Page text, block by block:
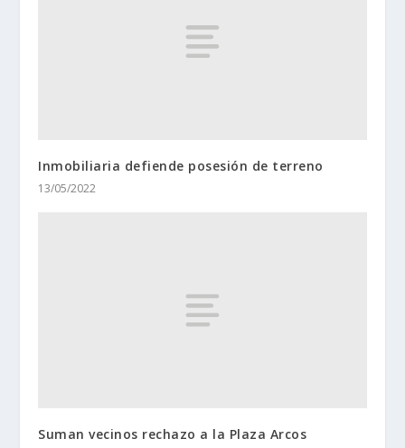
Inmobiliaria defiende posesión de terreno
13/05/2022
Suman vecinos rechazo a la Plaza Arcos